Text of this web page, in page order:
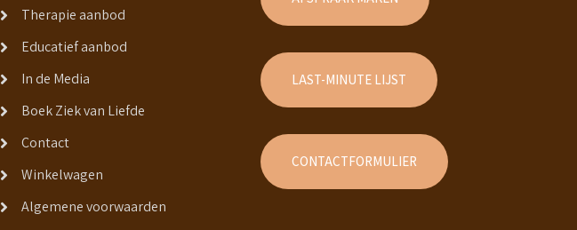
Therapie aanbod
Educatief aanbod
In de Media
Boek Ziek van Liefde
Contact
Winkelwagen
Algemene voorwaarden
LAST-MINUTE LIJST
CONTACTFORMULIER